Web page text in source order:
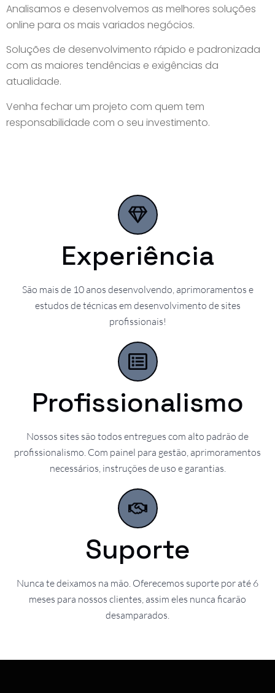
Analisamos e desenvolvemos as melhores soluções
online para os mais variados negócios.
Soluções de desenvolvimento rápido e padronizada
com as maiores tendências e exigências da
atualidade.
Venha fechar um projeto com quem tem
responsabilidade com o seu investimento.
Experiência
São mais de 10 anos desenvolvendo, aprimoramentos e
estudos de técnicas em desenvolvimento de sites
profissionais!
Profissionalismo
Nossos sites são todos entregues com alto padrão de
profissionalismo. Com painel para gestão, aprimoramentos
necessários, instruções de uso e garantias.
Suporte
Nunca te deixamos na mão. Oferecemos suporte por até 6
meses para nossos clientes, assim eles nunca ficarão
desamparados.